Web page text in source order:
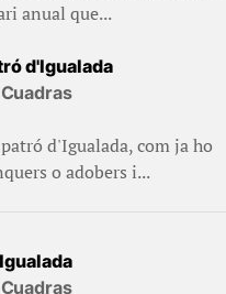
anual que...
d'Igualada
d'Igualada, com ja ho
o adobers i...